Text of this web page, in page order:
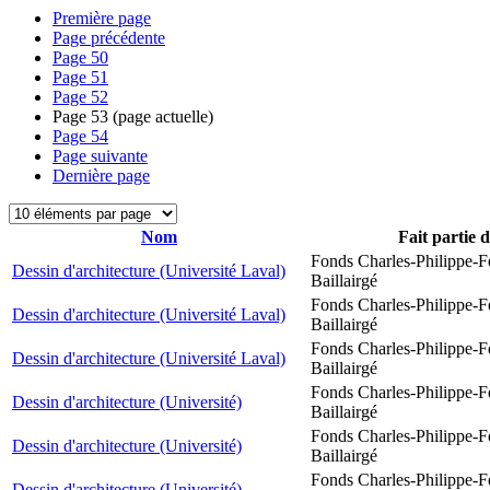
Première page
Page précédente
Page 50
Page 51
Page 52
Page 53 (page actuelle)
Page 54
Page suivante
Dernière page
Nom
Fait partie
Dessin d'architecture (Université Laval)
Fonds Charles-Philippe-
Baillairgé
Dessin d'architecture (Université Laval)
Fonds Charles-Philippe-
Baillairgé
Dessin d'architecture (Université Laval)
Fonds Charles-Philippe-
Baillairgé
Dessin d'architecture (Université)
Fonds Charles-Philippe-
Baillairgé
Dessin d'architecture (Université)
Fonds Charles-Philippe-
Baillairgé
Fonds Charles-Philippe-